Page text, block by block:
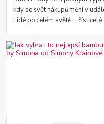
kdy se svět nákupů mění v
Lidé po celém světě ...číst celé